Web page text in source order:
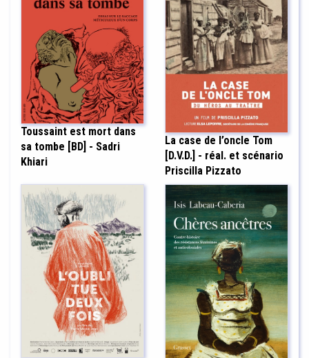
Toussaint est mort dans
sa tombe [BD] - Sadri
Khiari
La case de l’oncle Tom
[D.V.D.] - réal. et scénario
Priscilla Pizzato